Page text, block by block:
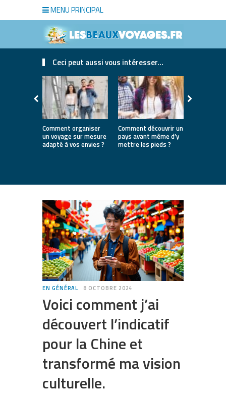
MENU PRINCIPAL
Ceci peut aussi vous intéresser...
Comment organiser
un voyage sur mesure
adapté à vos envies ?
Comment découvrir un
pays avant même d’y
mettre les pieds ?
EN GÉNÉRAL 8 OCTOBRE 2024
Voici comment j’ai
découvert l’indicatif
pour la Chine et
transformé ma vision
culturelle.